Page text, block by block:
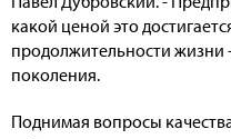
какой ценой это
продолжительности
поколения.
Поднимая вопросы